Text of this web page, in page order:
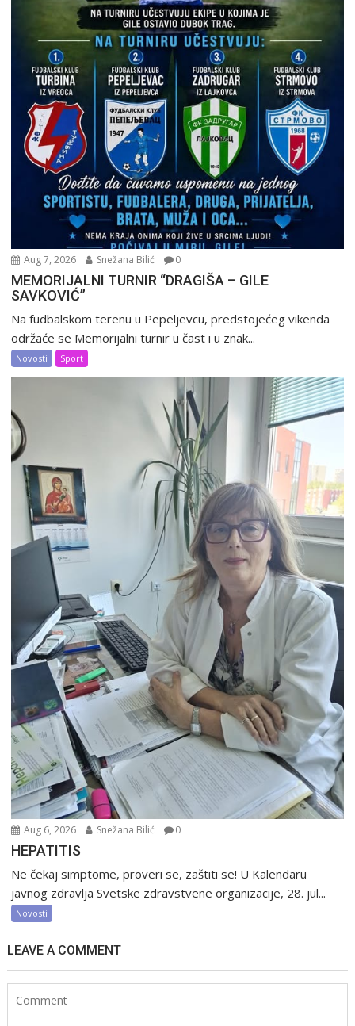
Aug 7, 2026 Snežana Bilić 0
MEMORIJALNI TURNIR “DRAGIŠA – GILE
SAVKOVIĆ”
Na fudbalskom terenu u Pepeljevcu, predstojećeg vikenda
održaće se Memorijalni turnir u čast i u znak...
Novosti Sport
Aug 6, 2026 Snežana Bilić 0
HEPATITIS
Ne čekaj simptome, proveri se, zaštiti se! U Kalendaru
javnog zdravlja Svetske zdravstvene organizacije, 28. jul...
Novosti
LEAVE A COMMENT